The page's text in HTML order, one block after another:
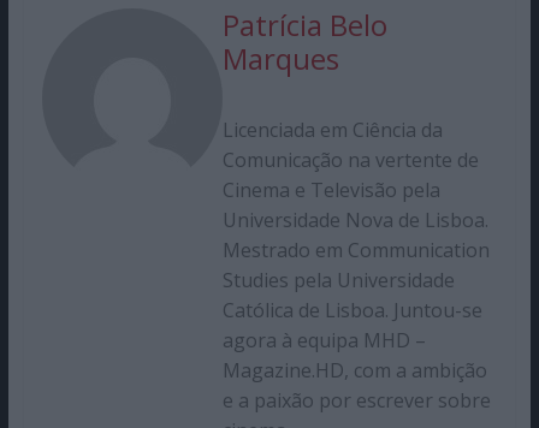
Patrícia Belo
Marques
Licenciada em Ciência da
Comunicação na vertente de
Cinema e Televisão pela
Universidade Nova de Lisboa.
Mestrado em Communication
Studies pela Universidade
Católica de Lisboa. Juntou-se
agora à equipa MHD –
Magazine.HD, com a ambição
e a paixão por escrever sobre